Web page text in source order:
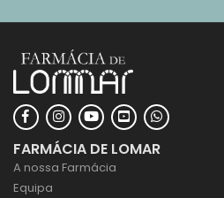
FARMÁCIA DE LOMAR
A nossa Farmácia
Equipa